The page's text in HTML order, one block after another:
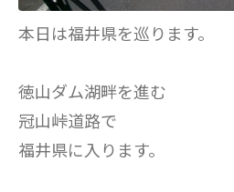
本日は福井県を巡ります。
徳山ダム湖畔を進む
冠山峠道路で
福井県に入ります。